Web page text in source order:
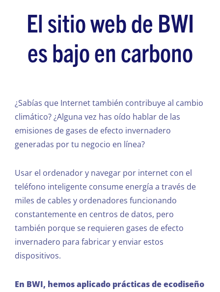
El sitio web de BWI
es bajo en carbono
¿Sabías que Internet también contribuye al cambio
climático? ¿Alguna vez has oído hablar de las
emisiones de gases de efecto invernadero
generadas por tu negocio en línea?
Usar el ordenador y navegar por internet con el
teléfono inteligente consume energía a través de
miles de cables y ordenadores funcionando
constantemente en centros de datos, pero
también porque se requieren gases de efecto
invernadero para fabricar y enviar estos
dispositivos.
En BWI, hemos aplicado prácticas de ecodiseño